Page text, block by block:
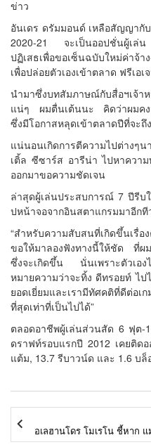
ข่าว
อันเดร ดรัมมอนด์ เหลือสัญญากั
2020-21 จะเป็นออปชั่นผู้เล่น
ปฏิเสธเพื่อขอเซ็นฉบับใหม่ค่าจ้
เพื่อปล่อยตัวเองเข้าตลาด ฟรีเอ
นำมาซึ่งบทสัมภาษณ์กับสื่อฯเจ้า
แน่ๆ ผมตื่นเต้นนะ คิดว่าผมคง
ซึ่งมีโอกาสหลุดเข้าตลาดปีที่จะถึ
แน่นอนเกิดการตีความไปต่าง
เติ้ล ซีซาร์ส อารีน่า ไปหาความ
ออกมาขอความชัดเจน
ล่าสุดผู้เล่นประสบการณ์ 7 ปีรีบ
ปหน้าจอจากอินสตาแกรมมาอีกที
“สำหรับความสับสนที่เกิดขึ้นเรื่อ
ขอให้มาลองฟังทางนี้ให้ชัด ที่ผ
ซึ่งจะเกิดขึ้น นั่นเพราะตัวเอ
หมายความว่าจะทิ้ง ดีทรอยท์ ไ
ยอดเยี่ยมและเรามีทัศคติที่ดีต่อเ
ที่สุดเท่าที่เป็นไปได้”
ตลอดอาชีพผู้เล่นส่วนสัด 6 ฟุต
ดราฟท์รอบแรกปี 2012 เคยติด
แต้ม, 13.7 รีบาวน์ด และ 1.6 บล็
อเลฮานโดร โมเรโน ชี้หาก แมนเชสเ